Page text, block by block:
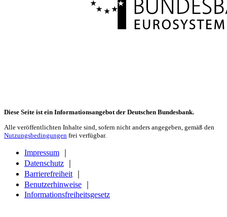
Diese Seite ist ein Informationsangebot der Deutschen Bundesbank.
Alle veröffentlichten Inhalte sind, sofern nicht anders angegeben, gemäß den
Nutzungsbedingungen frei verfügbar.
Impressum
Datenschutz
Barrierefreiheit
Benutzerhinweise
Informationsfreiheitsgesetz